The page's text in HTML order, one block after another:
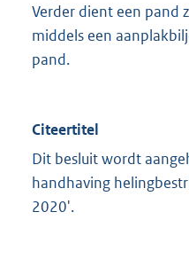
Verder dient een pand
middels een
pand.
Citeertitel
Dit besluit wordt
handhaving
2020'.